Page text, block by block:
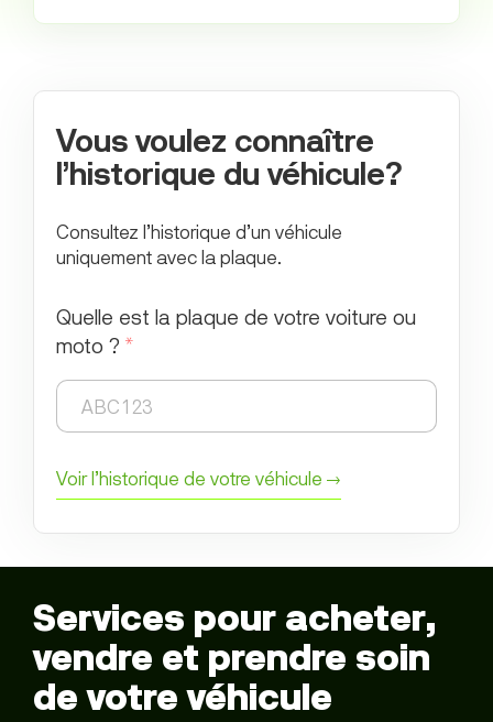
Vous voulez connaître
l’historique du véhicule?
Consultez l’historique d’un véhicule
uniquement avec la plaque.
Quelle est la plaque de votre voiture ou
moto ? *
Voir l’historique de votre véhicule →
Services pour acheter,
vendre et prendre soin
de votre véhicule